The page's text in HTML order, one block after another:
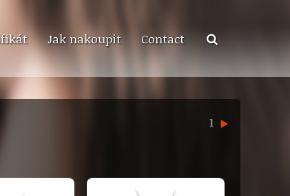
Jak nakoupit Contact
1